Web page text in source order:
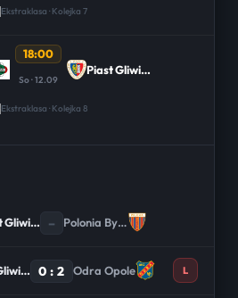
Ekstraklasa · Kolejka 7
18:00
So · 12.09
Piast Gliwice
Ekstraklasa · Kolejka 8
Piast Gliwice – Polonia Bytom
Piast Gliwice 0 : 2 Odra Opole L